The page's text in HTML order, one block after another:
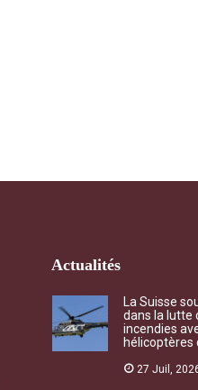
Actualités
La Suisse
dans la lutte
incendies
hélicoptères
27 Juil,
"Qu’il s’agisse de
mutualiste ou de
l’association, chaque
traitée dans les